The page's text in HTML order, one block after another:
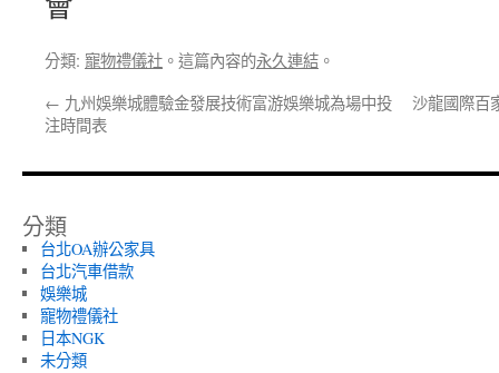
分類: 寵物禮儀社 。這篇內容的永久連結 。
← 九州娛樂城體驗金發展技術富游娛樂城為場中投
注時間表
沙龍國際百
分類
台北OA辦公家具
台北汽車借款
娛樂城
寵物禮儀社
日本NGK
未分類